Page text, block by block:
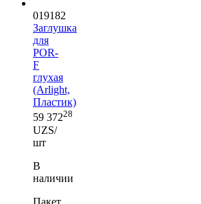
019182
Заглушка
для
POR-
F
глухая
(Arlight,
Пластик)
59 37228
UZS/
шт
В
наличии
Пакет